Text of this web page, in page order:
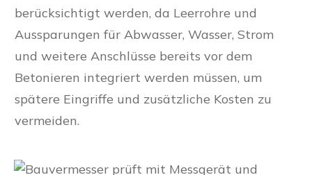
berücksichtigt werden, da Leerrohre und
Aussparungen für Abwasser, Wasser, Strom
und weitere Anschlüsse bereits vor dem
Betonieren integriert werden müssen, um
spätere Eingriffe und zusätzliche Kosten zu
vermeiden.